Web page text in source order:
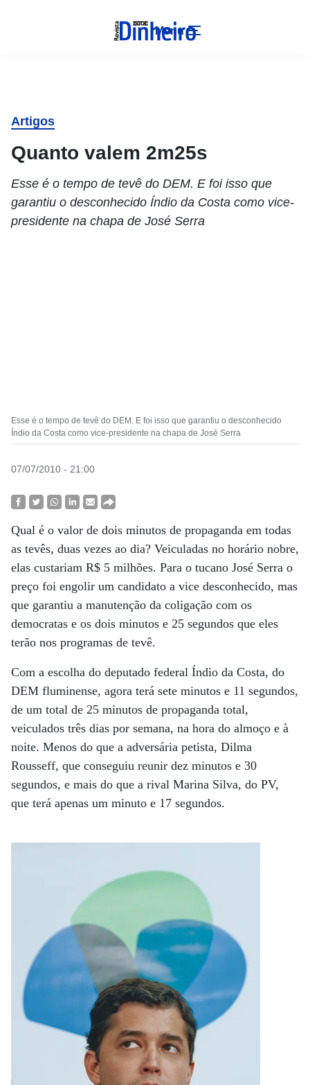
Menu
Artigos
Quanto valem 2m25s
Esse é o tempo de tevê do DEM. E foi isso que
garantiu o desconhecido Índio da Costa como vice-
presidente na chapa de José Serra
Esse é o tempo de tevê do DEM. E foi isso que garantiu o desconhecido
Índio da Costa como vice-presidente na chapa de José Serra
07/07/2010 - 21:00
Qual é o valor de dois minutos de propaganda em todas
as tevês, duas vezes ao dia? Veiculadas no horário nobre,
elas custariam R$ 5 milhões. Para o tucano José Serra o
preço foi engolir um candidato a vice desconhecido, mas
que garantiu a manutenção da coligação com os
democratas e os dois minutos e 25 segundos que eles
terão nos programas de tevê.
Com a escolha do deputado federal Índio da Costa, do
DEM fluminense, agora terá sete minutos e 11 segundos,
de um total de 25 minutos de propaganda total,
veiculados três dias por semana, na hora do almoço e à
noite. Menos do que a adversária petista, Dilma
Rousseff, que conseguiu reunir dez minutos e 30
segundos, e mais do que a rival Marina Silva, do PV,
que terá apenas um minuto e 17 segundos.